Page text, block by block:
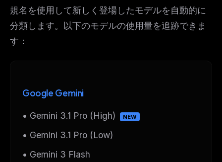
規名を使用して新しく登場したモデルを自動的に
分類します。以下のモデルの使用量を追跡できま
す：
Google Gemini
• Gemini 3.1 Pro (High) NEW
• Gemini 3.1 Pro (Low)
• Gemini 3 Flash